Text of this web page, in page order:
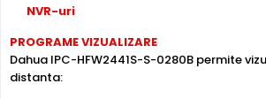
NVR-uri
PROGRAME VIZUALIZARE
Dahua IPC-HFW2441S-S-0280B permite
distanta: